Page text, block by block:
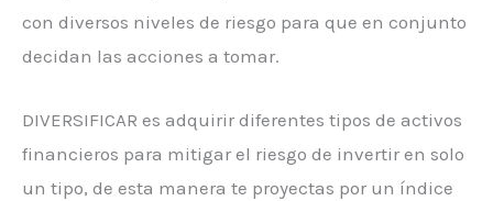
con diversos niveles de riesgo para que en conjunto
decidan las acciones a tomar.
DIVERSIFICAR es adquirir diferentes tipos de activos
financieros para mitigar el riesgo de invertir en solo
un tipo, de esta manera te proyectas por un índice